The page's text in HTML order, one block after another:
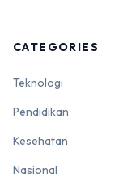
CATEGORIES
Teknologi
Pendidikan
Kesehatan
Nasional